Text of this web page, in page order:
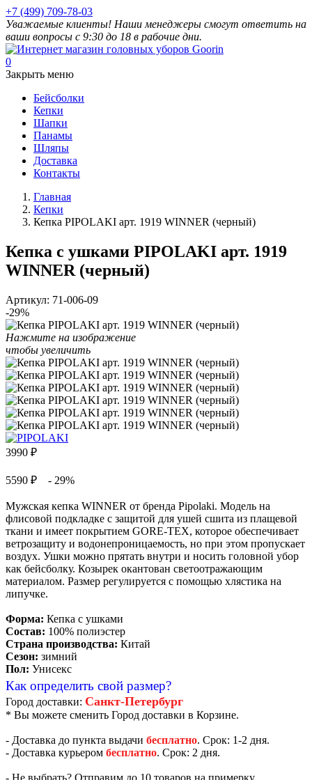
+7 (499) 709-78-03
Уважаемые клиенты! Наши менеджеры смогут ответить на
ваши вопросы с 9:30 до 18 в рабочие дни.
0
Закрыть меню
Бейсболки
Кепки
Шапки
Панамы
Шляпы
Доставка
Контакты
Главная
Кепки
Кепка PIPOLAKI арт. 1919 WINNER (черный)
Кепка с ушками PIPOLAKI арт. 1919
WINNER (черный)
Артикул: 71-006-09
-29%
Нажмите на изображение
чтобы увеличить
3990 ₽
5590 ₽ - 29%
Мужская кепка WINNER от бренда Pipolaki. Модель на
флисовой подкладке с защитой для ушей сшита из плащевой
ткани и имеет покрытием GORE-TEX, которое обеспечивает
ветрозащиту и водонепроницаемость, но при этом пропускает
воздух. Ушки можно прятать внутри и носить головной убор
как бейсболку. Козырек окантован светоотражающим
материалом. Размер регулируется с помощью хлястика на
липучке.
Форма: Кепка с ушками
Состав: 100% полиэстер
Страна производства: Китай
Сезон: зимний
Пол: Унисекс
Как определить свой размер?
Город доставки: Санкт-Петербург
* Вы можете сменить Город доставки в Корзине.
- Доставка до пункта выдачи бесплатно. Срок: 1-2 дня.
- Доставка курьером бесплатно. Срок: 2 дня.
- Не выбрать? Отправим до 10 товаров на примерку.